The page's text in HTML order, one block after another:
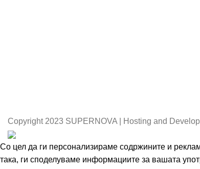
Copyright 2023 SUPERNOVA | Hosting and
Со цел да ги персонализираме содржините и
така, ги споделуваме информациите за вашата